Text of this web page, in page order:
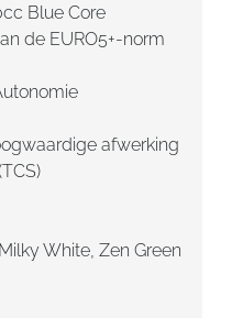
Blue Core
de EURO5+-norm
afwerking
White, Zen Green